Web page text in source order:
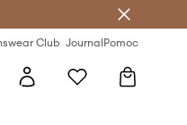
Club JournalPomoc